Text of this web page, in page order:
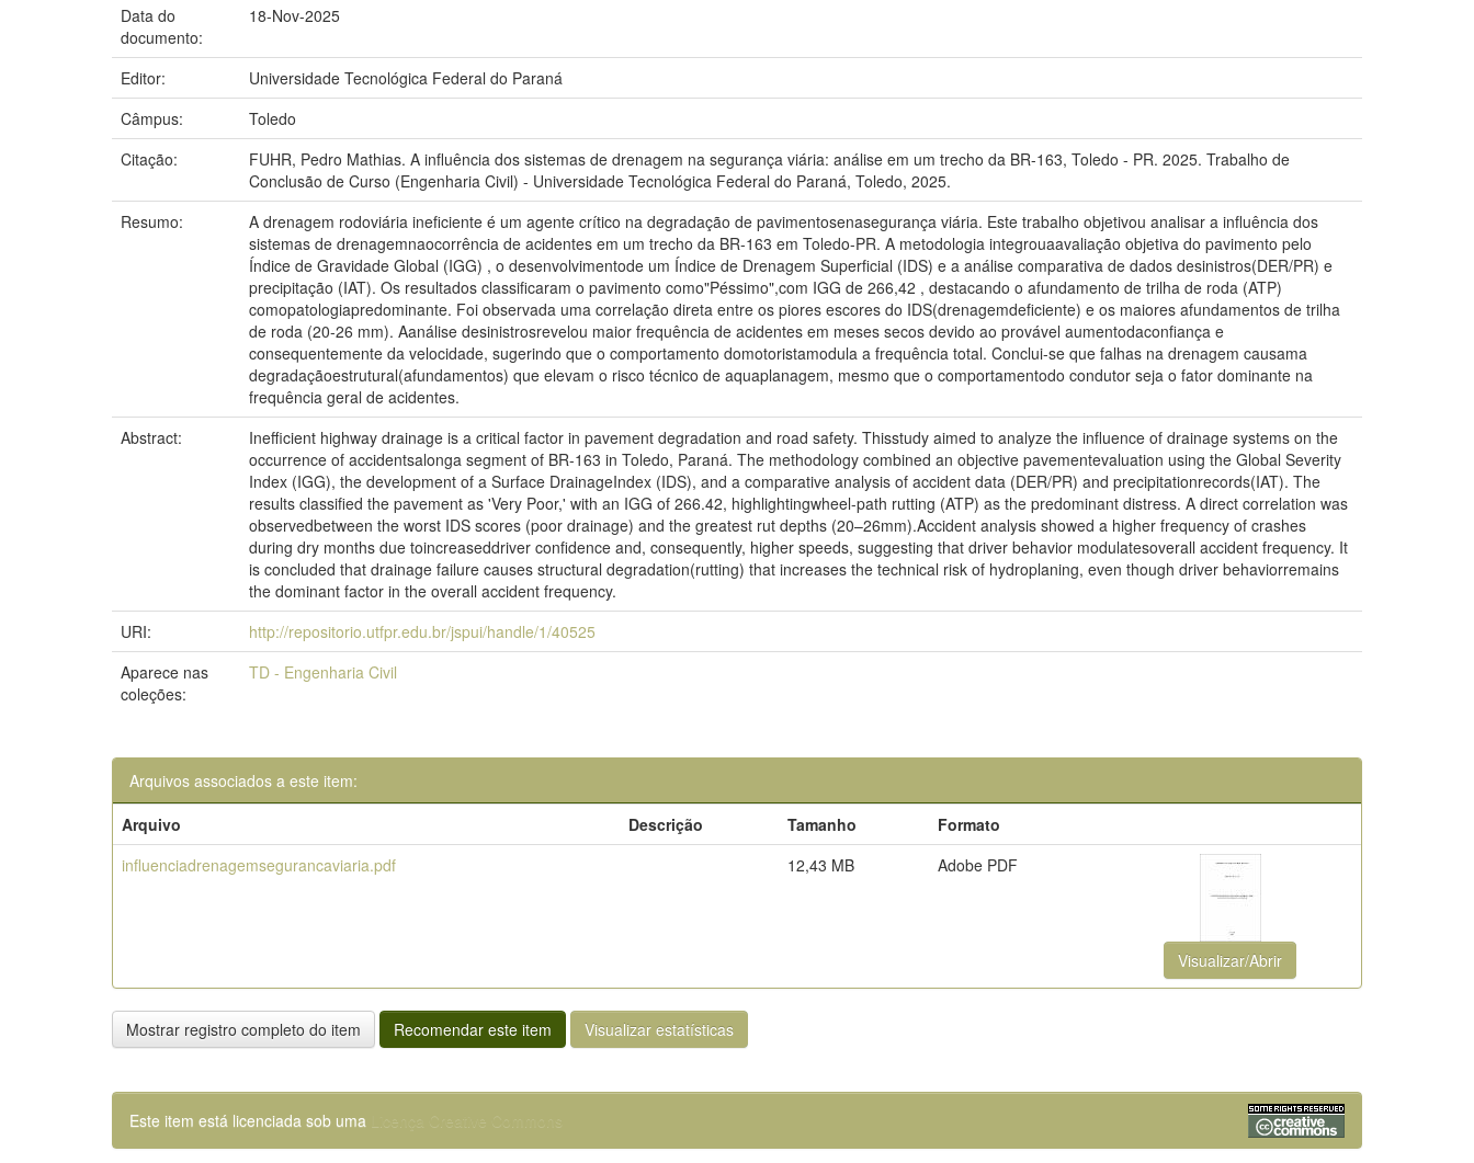
Data do
documento:
18-Nov-2025
Editor:
Universidade Tecnológica Federal do Paraná
Câmpus:
Toledo
Citação:
FUHR, Pedro Mathias. A influência dos sistemas de drenagem na segurança viária: análise em um trecho da BR-163, Toledo - PR. 2025. Trabalho de
Conclusão de Curso (Engenharia Civil) - Universidade Tecnológica Federal do Paraná, Toledo, 2025.
Resumo:
A drenagem rodoviária ineficiente é um agente crítico na degradação de pavimentosenasegurança viária. Este trabalho objetivou analisar a influência dos
sistemas de drenagemnaocorrência de acidentes em um trecho da BR-163 em Toledo-PR. A metodologia integrouaavaliação objetiva do pavimento pelo
Índice de Gravidade Global (IGG) , o desenvolvimentode um Índice de Drenagem Superficial (IDS) e a análise comparativa de dados desinistros(DER/PR) e
precipitação (IAT). Os resultados classificaram o pavimento como"Péssimo",com IGG de 266,42 , destacando o afundamento de trilha de roda (ATP)
comopatologiapredominante. Foi observada uma correlação direta entre os piores escores do IDS(drenagemdeficiente) e os maiores afundamentos de trilha
de roda (20-26 mm). Aanálise desinistrosrevelou maior frequência de acidentes em meses secos devido ao provável aumentodaconfiança e
consequentemente da velocidade, sugerindo que o comportamento domotoristamodula a frequência total. Conclui-se que falhas na drenagem causama
degradaçãoestrutural(afundamentos) que elevam o risco técnico de aquaplanagem, mesmo que o comportamentodo condutor seja o fator dominante na
frequência geral de acidentes.
Abstract:
Inefficient highway drainage is a critical factor in pavement degradation and road safety. Thisstudy aimed to analyze the influence of drainage systems on the
occurrence of accidentsalonga segment of BR-163 in Toledo, Paraná. The methodology combined an objective pavementevaluation using the Global Severity
Index (IGG), the development of a Surface DrainageIndex (IDS), and a comparative analysis of accident data (DER/PR) and precipitationrecords(IAT). The
results classified the pavement as 'Very Poor,' with an IGG of 266.42, highlightingwheel-path rutting (ATP) as the predominant distress. A direct correlation was
observedbetween the worst IDS scores (poor drainage) and the greatest rut depths (20–26mm).Accident analysis showed a higher frequency of crashes
during dry months due toincreaseddriver confidence and, consequently, higher speeds, suggesting that driver behavior modulatesoverall accident frequency. It
is concluded that drainage failure causes structural degradation(rutting) that increases the technical risk of hydroplaning, even though driver behaviorremains
the dominant factor in the overall accident frequency.
URI:
http://repositorio.utfpr.edu.br/jspui/handle/1/40525
Aparece nas
coleções:
TD - Engenharia Civil
Arquivos associados a este item:
Arquivo
Descrição Tamanho
Formato
influenciadrenagemsegurancaviaria.pdf
12,43 MB Adobe PDF
Visualizar/Abrir
Mostrar registro completo do item Recomendar este item Visualizar estatísticas
Este item está licenciada sob uma Licença Creative Commons